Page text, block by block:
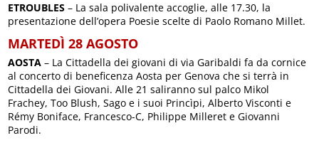
ETROUBLES – La sala polivalente accoglie, alle 17.30, la
presentazione dell’opera Poesie scelte di Paolo Romano Millet.
MARTEDÌ 28 AGOSTO
AOSTA – La Cittadella dei giovani di via Garibaldi fa da cornice
al concerto di beneficenza Aosta per Genova che si terrà in
Cittadella dei Giovani. Alle 21 saliranno sul palco Mikol
Frachey, Too Blush, Sago e i suoi Princìpi, Alberto Visconti e
Rémy Boniface, Francesco-C, Philippe Milleret e Giovanni
Parodi.